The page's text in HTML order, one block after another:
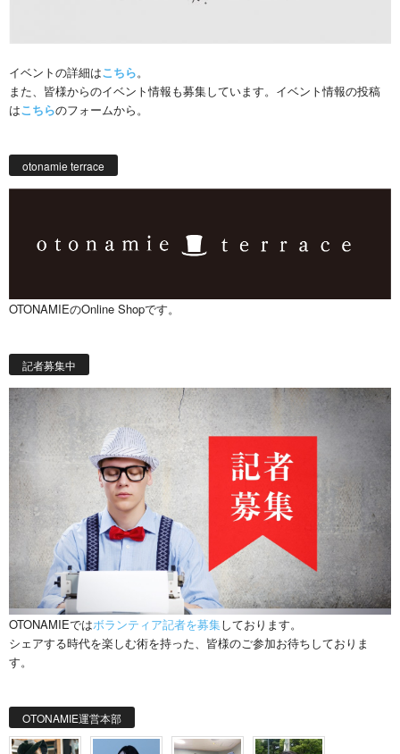
イベントの詳細はこちら。
また、皆様からのイベント情報も募集しています。イベント情報の投稿
はこちらのフォームから。
otonamie terrace
OTONAMIEのOnline Shopです。
記者募集中
OTONAMIEではボランティア記者を募集しております。
シェアする時代を楽しむ術を持った、皆様のご参加お待ちしておりま
す。
OTONAMIE運営本部